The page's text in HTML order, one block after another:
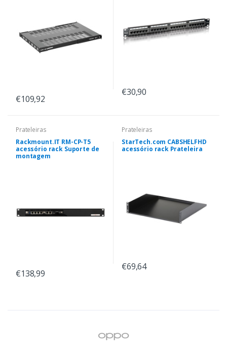
€109,92
€30,90
Prateleiras
Rackmount.IT RM-CP-T5
acessório rack Suporte de
montagem
€138,99
Prateleiras
StarTech.com CABSHELFHD
acessório rack Prateleira
€69,64